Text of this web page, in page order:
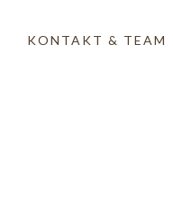
KONTAKT & TEAM